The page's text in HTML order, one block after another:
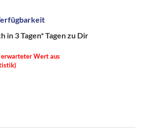
in 3 Tagen*Tagen zu Dir
erwarteter Wert aus